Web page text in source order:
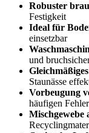
Robuster
Festigkeit
Ideal für
einsetzbar
und
Staunässe
Vorbeugung
häufigen
Mischgewebe